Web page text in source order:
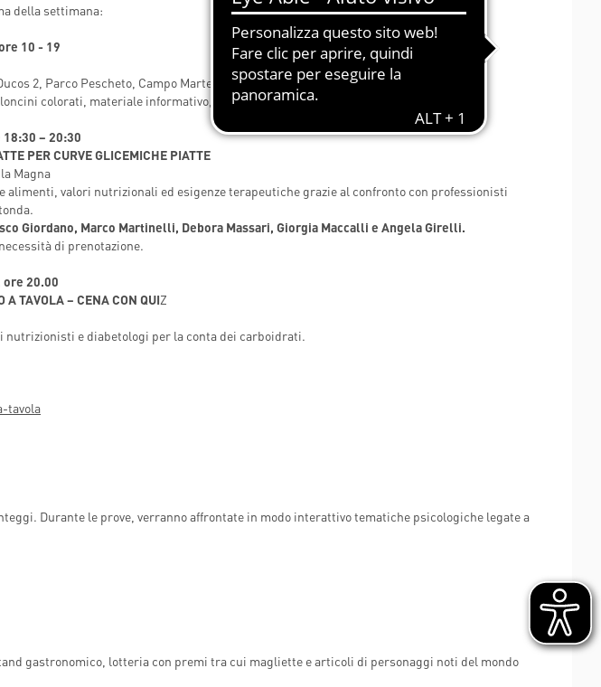
HORIZON 2020 - DR-BOB
HORIZON 2020 - HIPGEN
HORIZON 2020 - SPRINT
della settimana:
10 - 19
2, Parco Pescheto, Campo Marte.
colorati, materiale informativo, locandine dell’evento e strutture autoportanti.
– 20:30
PER CURVE GLICEMICHE PIATTE
Magna
alimenti, valori nutrizionali ed esigenze terapeutiche grazie al confronto con professionisti
Giordano, Marco Martinelli, Debora Massari, Giorgia Maccalli e Angela Girelli.
di prenotazione.
20.00
A TAVOLA – CENA CON QUIZ
nutrizionisti e diabetologi per la conta dei carboidrati.
tavola
Durante le prove, verranno affrontate in modo interattivo tematiche psicologiche legate a
gastronomico, lotteria con premi tra cui magliette e articoli di personaggi noti del mondo